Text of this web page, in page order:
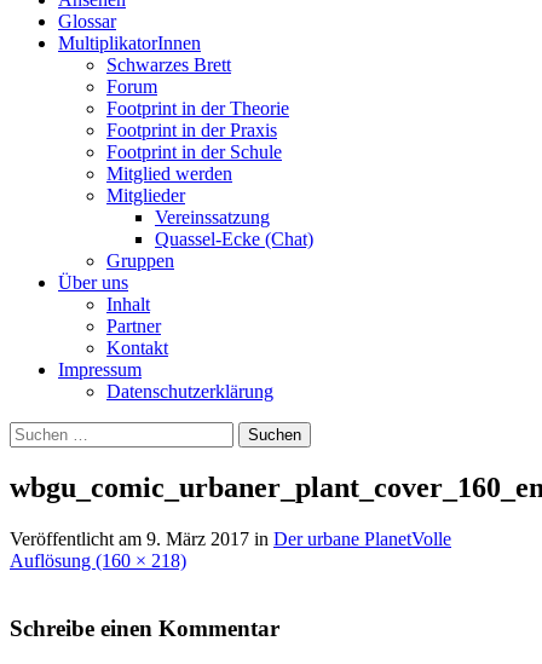
Glossar
MultiplikatorInnen
Schwarzes Brett
Forum
Footprint in der Theorie
Footprint in der Praxis
Footprint in der Schule
Mitglied werden
Mitglieder
Vereinssatzung
Quassel-Ecke (Chat)
Gruppen
Über uns
Inhalt
Partner
Kontakt
Impressum
Datenschutzerklärung
Suchen
nach:
Veröffentlicht am 9. März 2017 in Der urbane PlanetVolle
Auflösung (160 × 218)
Schreibe einen Kommentar